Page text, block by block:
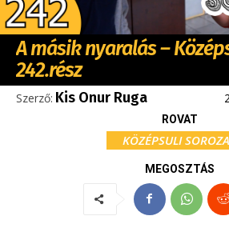
A másik nyaralás –
242.rész
Szerző: Kis Onur Ruga
ROVAT
KÖZÉPSULI
MEGOSZTÁS